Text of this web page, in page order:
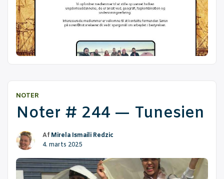
NOTER
Noter # 244 — Tunesien
Af Mirela Ismaili Redzic
4. marts 2025